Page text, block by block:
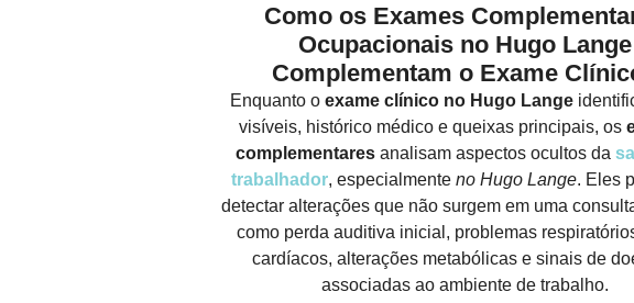
Como os Exames
Ocupacionais no Hugo Lange
Complementam o Exame
Enquanto o exame clínico no Hugo Lange
visíveis, histórico médico e queixas principais, os
complementares analisam aspectos ocultos da
trabalhador, especialmente no Hugo Lange. Eles
detectar alterações que não surgem em uma
como perda auditiva inicial, problemas
cardíacos, alterações metabólicas e sinais de
associadas ao ambiente de trabalho.